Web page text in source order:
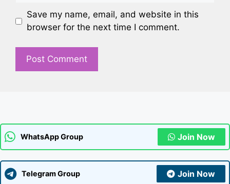
Save my name, email, and website in this
browser for the next time I comment.
WhatsApp Group Join Now
Telegram Group Join Now